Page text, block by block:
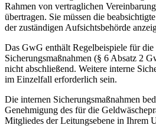
Rahmen von vertraglichen
übertragen. Sie müssen die
der zuständigen Aufsichtsbehörde
Das GwG enthält Regelbeispiele für die
Sicherungsmaßnahmen (§ 6 Absatz 2
nicht abschließend. Weitere interne
im Einzelfall erforderlich sein.
Die internen Sicherungsmaßnahmen
Genehmigung des für die
Mitgliedes der Leitungsebene in Ihrem